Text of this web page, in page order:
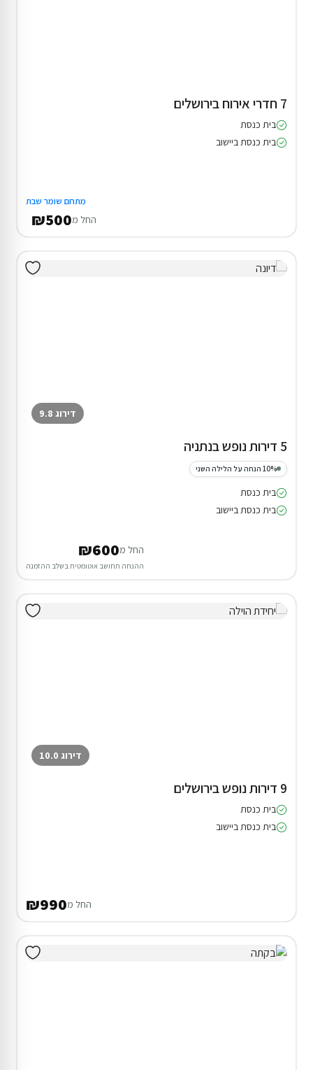
7 חדרי אירוח בירושלים
בית כנסת
בית כנסת ביישוב
מתחם שומר שבת
החל מ₪500
דירוג 9.8
5 דירות נופש בנתניה
10% הנחה על הלילה השני
בית כנסת
בית כנסת ביישוב
החל מ₪600
ההנחה תחושב אוטומטית בשלב ההזמנה
דירוג 10.0
9 דירות נופש בירושלים
בית כנסת
בית כנסת ביישוב
החל מ₪990